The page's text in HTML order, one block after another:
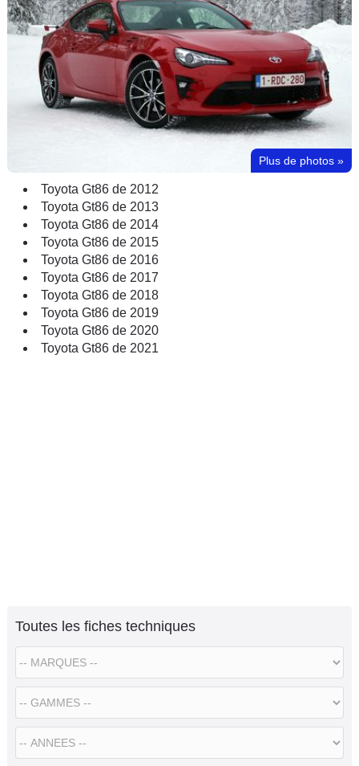
Plus de photos »
Toyota Gt86 de 2012
Toyota Gt86 de 2013
Toyota Gt86 de 2014
Toyota Gt86 de 2015
Toyota Gt86 de 2016
Toyota Gt86 de 2017
Toyota Gt86 de 2018
Toyota Gt86 de 2019
Toyota Gt86 de 2020
Toyota Gt86 de 2021
Toutes les fiches techniques